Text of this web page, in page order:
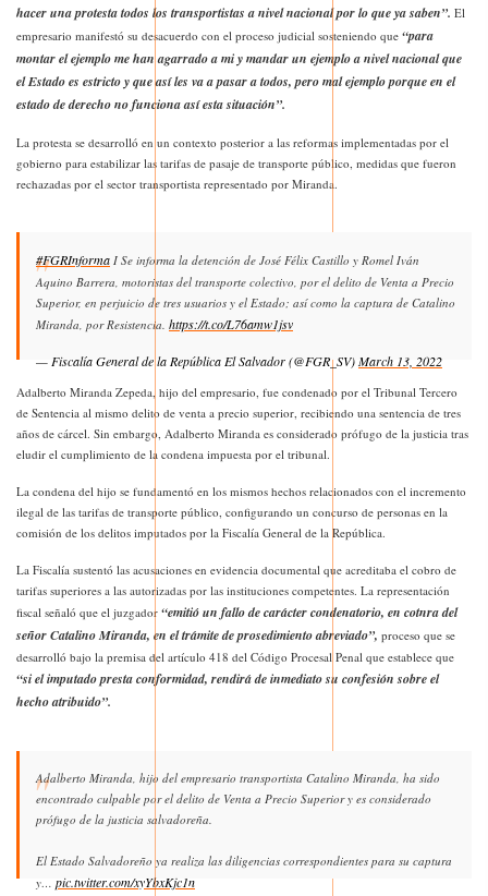
hacer una protesta todos los transportistas a nivel nacional por lo que ya saben”. El
empresario manifestó su desacuerdo con el proceso judicial sosteniendo que “para
montar el ejemplo me han agarrado a mi y mandar un ejemplo a nivel nacional que
el Estado es estricto y que así les va a pasar a todos, pero mal ejemplo porque en el
estado de derecho no funciona así esta situación”.
La protesta se desarrolló en un contexto posterior a las reformas implementadas por el
gobierno para estabilizar las tarifas de pasaje de transporte público, medidas que fueron
rechazadas por el sector transportista representado por Miranda.
#FGRInforma I Se informa la detención de José Félix Castillo y Romel Iván
Aquino Barrera, motoristas del transporte colectivo, por el delito de Venta a Precio
Superior, en perjuicio de tres usuarios y el Estado; así como la captura de Catalino
Miranda, por Resistencia. https://t.co/L76amw1jsv
— Fiscalía General de la República El Salvador (@FGR_SV)March 13, 2022
Adalberto Miranda Zepeda, hijo del empresario, fue condenado por el Tribunal Tercero
de Sentencia al mismo delito de venta a precio superior, recibiendo una sentencia de tres
años de cárcel. Sin embargo, Adalberto Miranda es considerado prófugo de la justicia tras
eludir el cumplimiento de la condena impuesta por el tribunal.
La condena del hijo se fundamentó en los mismos hechos relacionados con el incremento
ilegal de las tarifas de transporte público, configurando un concurso de personas en la
comisión de los delitos imputados por la Fiscalía General de la República.
La Fiscalía sustentó las acusaciones en evidencia documental que acreditaba el cobro de
tarifas superiores a las autorizadas por las instituciones competentes. La representación
fiscal señaló que el juzgador “emitió un fallo de carácter condenatorio, en cotnra del
señor Catalino Miranda, en el trámite de prosedimiento abreviado”, proceso que se
desarrolló bajo la premisa del artículo 418 del Código Procesal Penal que establece que
“si el imputado presta conformidad, rendirá de inmediato su confesión sobre el
hecho atribuido”.
Adalberto Miranda, hijo del empresario transportista Catalino Miranda, ha sido
encontrado culpable por el delito de Venta a Precio Superior y es considerado
prófugo de la justicia salvadoreña.
El Estado Salvadoreño ya realiza las diligencias correspondientes para su captura
y… pic.twitter.com/xyYbxKjc1n